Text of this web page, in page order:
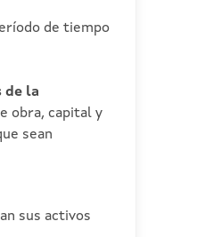
de tiempo
de la
obra, capital y
sean
sus activos